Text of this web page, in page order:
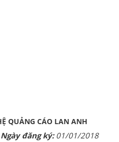
QUẢNG CÁO LAN ANH
đăng ký:01/01/2018